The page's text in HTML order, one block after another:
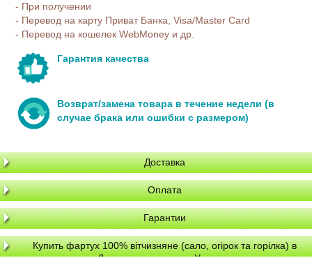
- При получении
- Перевод на карту Приват Банка, Visa/Master Card
- Перевод на кошелек WebMoney и др.
Гарантия качества
Возврат/замена товара в течение недели (в
случае брака или ошибки с размером)
Доставка
Оплата
Гарантии
Купить фартух 100% вітчизняне (сало, огірок та горілка) в
Днепре, доставка по Украине